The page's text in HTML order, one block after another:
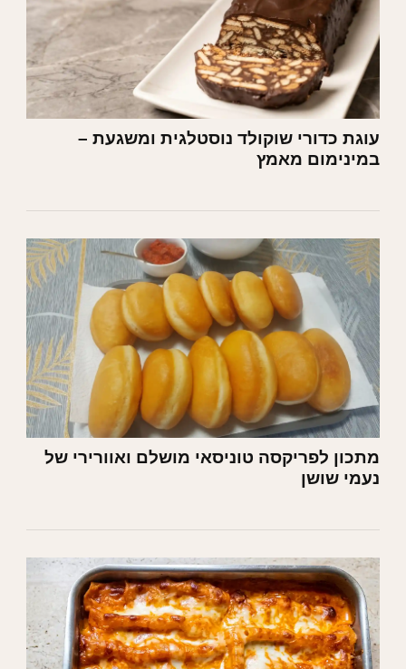
עוגת כדורי שוקולד נוסטלגית ומשגעת –
במינימום מאמץ
מתכון לפריקסה טוניסאי מושלם ואוורירי של
נעמי שושן